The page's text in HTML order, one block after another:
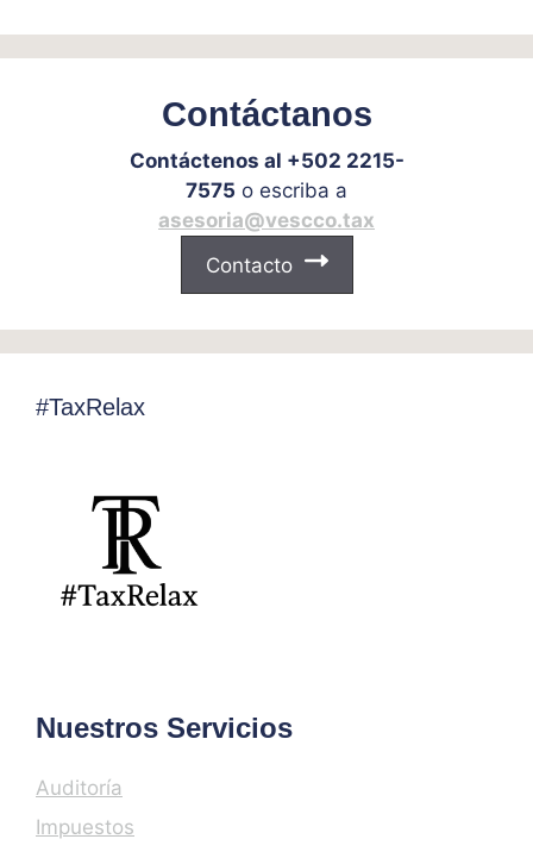
Contáctanos
Contáctenos al +502 2215-
7575 o escriba a
asesoria@vescco.tax
Contacto
#TaxRelax
Nuestros Servicios
Auditoría
Impuestos